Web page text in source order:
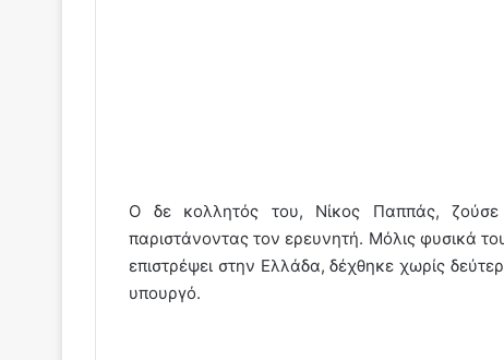
Ο δε κολλητός του, Νίκος Παππάς,
παριστάνοντας τον ερευνητή. Μόλις φυσικά
επιστρέψει στην Ελλάδα, δέχθηκε χωρίς
υπουργό.